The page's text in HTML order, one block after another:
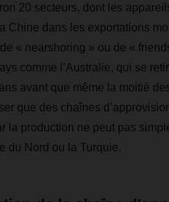
20 secteurs, dont les
Chine dans les exportations
« nearshoring » ou de «
comme l’Australie, qui se
avant que même la moitié
que des chaînes
la production ne peut pas
du Nord ou la Turquie.